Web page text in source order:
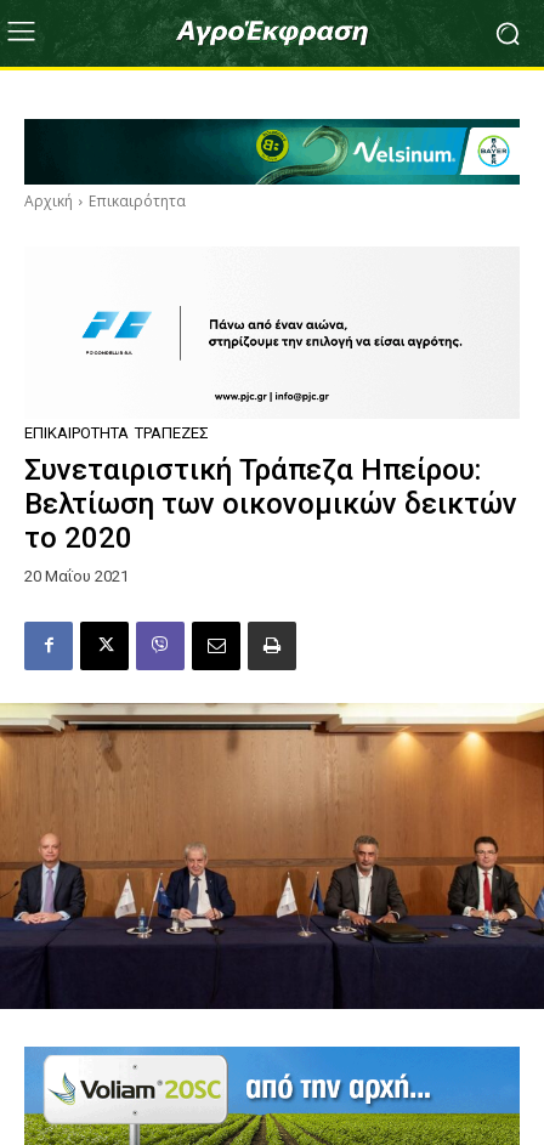
Αρχική Επικαιρότητα
ΕΠΙΚΑΙΡΌΤΗΤΑ ΤΡΆΠΕΖΕΣ
Συνεταιριστική Τράπεζα Ηπείρου:
Βελτίωση των οικονομικών δεικτών
το 2020
20 Μαΐου 2021